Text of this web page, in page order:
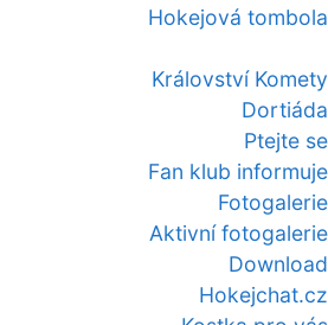
Hokejová tombola
Království Komety
Dortiáda
Ptejte se
Fan klub informuje
Fotogalerie
Aktivní fotogalerie
Download
Hokejchat.cz